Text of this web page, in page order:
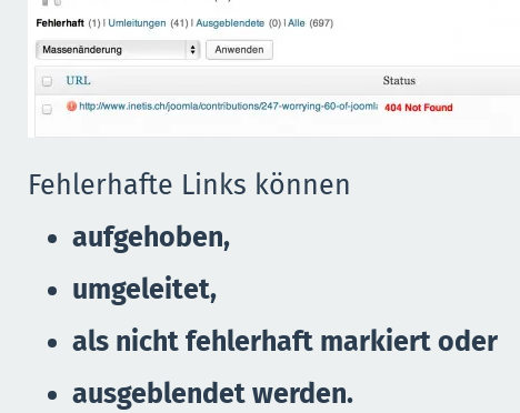
Fehlerhafte Links können
aufgehoben,
umgeleitet,
als nicht fehlerhaft markiert oder
ausgeblendet werden.